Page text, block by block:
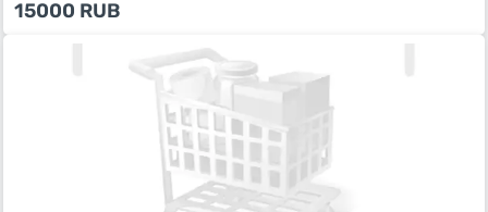
15000 RUB